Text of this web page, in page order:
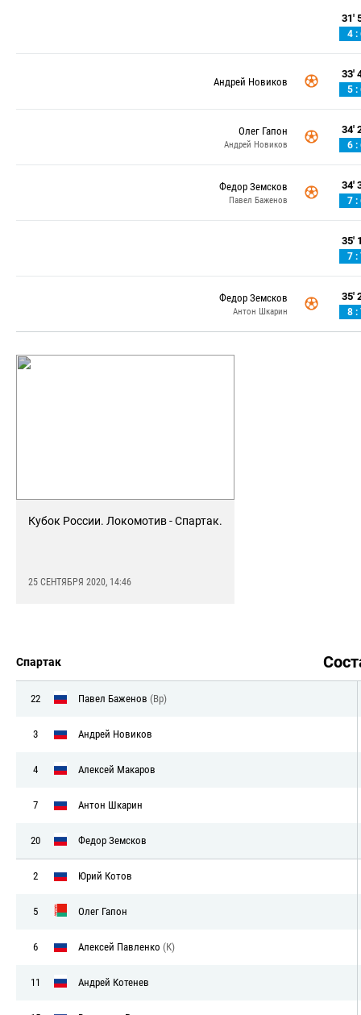
31'
4 :
Андрей Новиков
33'
5 :
Олег Гапон
Андрей Новиков
34'
6 :
Федор Земсков
Павел Баженов
34'
7 :
35'
7 :
Федор Земсков
Антон Шкарин
35'
8 :
Кубок России. Локомотив - Спартак.
25 СЕНТЯБРЯ 2020, 14:46
Спартак
22 Павел Баженов (Вр)
3 Андрей Новиков
4 Алексей Макаров
7 Антон Шкарин
20 Федор Земсков
2 Юрий Котов
5 Олег Гапон
6 Алексей Павленко (К)
11 Андрей Котенев